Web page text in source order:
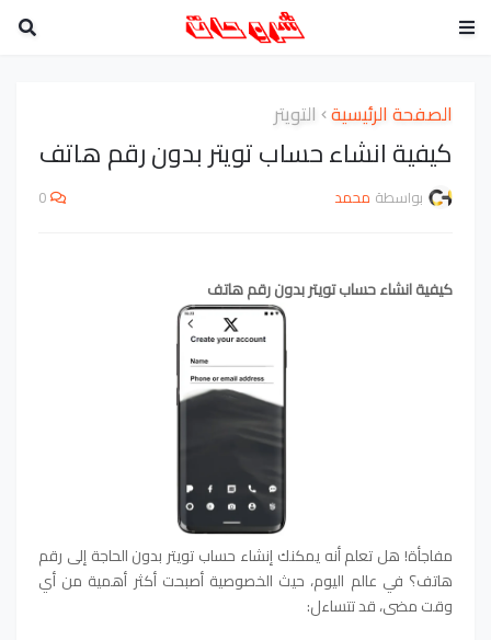
الصفحة الرئيسية التويتر
كيفية انشاء حساب تويتر بدون رقم هاتف
بواسطة محمد 0
كيفية انشاء حساب تويتر بدون رقم هاتف
مفاجأة! هل تعلم أنه يمكنك إنشاء حساب تويتر بدون الحاجة إلى رقم
هاتف؟ في عالم اليوم، حيث الخصوصية أصبحت أكثر أهمية من أي
وقت مضى، قد تتساءل: